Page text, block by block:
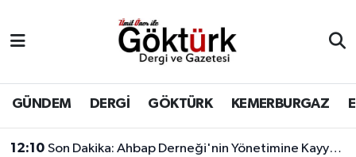
GÜNDEM DERGİ GÖKTÜRK KEMERBURGAZ
12:10 Son Dakika: Ahbap Derneği'nin Yönetimine Kayyum Atandı
BİLİM
DERGİ
Eyüpsultan Hava Durumu
Eyüpsultan Trafik Yoğunluk Haritası
Süper Lig Puan Durumu ve Fikstür